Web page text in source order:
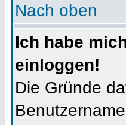
Nach oben
Ich habe
einloggen!
Die Gründe